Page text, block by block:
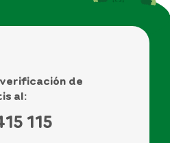
de
al:
115